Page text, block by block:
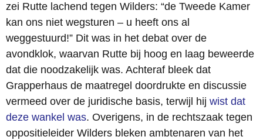
zei Rutte lachend tegen Wilders: “de Tweede Kamer
kan ons niet wegsturen – u heeft ons al
weggestuurd!” Dit was in het debat over de
avondklok, waarvan Rutte bij hoog en laag beweerde
dat die noodzakelijk was. Achteraf bleek dat
Grapperhaus de maatregel doordrukte en discussie
vermeed over de juridische basis, terwijl hij wist dat
deze wankel was. Overigens, in de rechtszaak tegen
oppositieleider Wilders bleken ambtenaren van het